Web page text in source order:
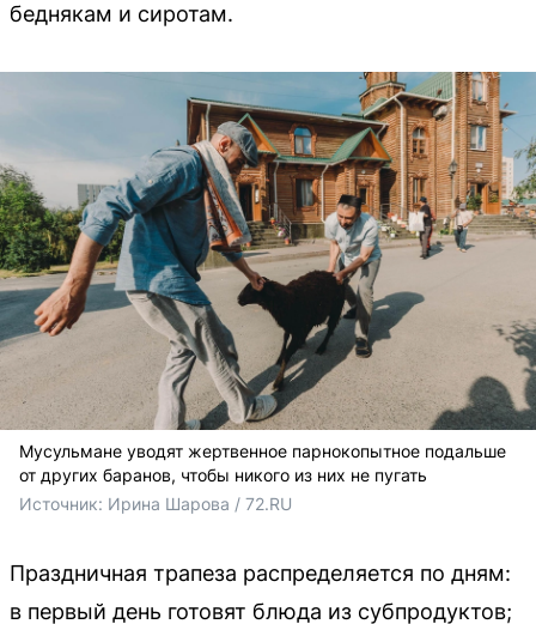
беднякам и сиротам.
Мусульмане уводят жертвенное парнокопытное подальше
от других баранов, чтобы никого из них не пугать
Источник: Ирина Шарова / 72.RU
Праздничная трапеза распределяется по дням:
в первый день готовят блюда из субпродуктов;